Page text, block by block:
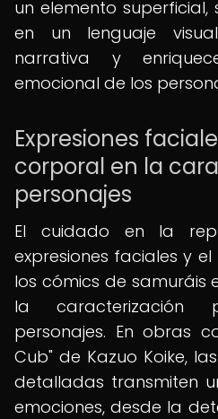
un elemento superficial,
en un lenguaje
narrativa y
emocional de los
Expresiones
corporal en la
personajes
El cuidado en la
expresiones faciales y
los cómics de samuráis
la caracterización
personajes. En obras
Cub" de Kazuo Koike,
detalladas transmiten
emociones, desde la